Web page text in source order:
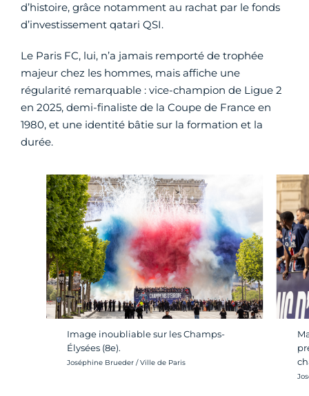
d’histoire, grâce notamment au rachat par le fonds
d’investissement qatari QSI.
Le Paris FC, lui, n’a jamais remporté de trophée
majeur chez les hommes, mais affiche une
régularité remarquable : vice-champion de Ligue 2
en 2025, demi-finaliste de la Coupe de France en
1980, et une identité bâtie sur la formation et la
durée.
Image inoubliable sur les Champs-
Élysées (8e).
Crédit photo :
Joséphine Brueder / Ville de Paris